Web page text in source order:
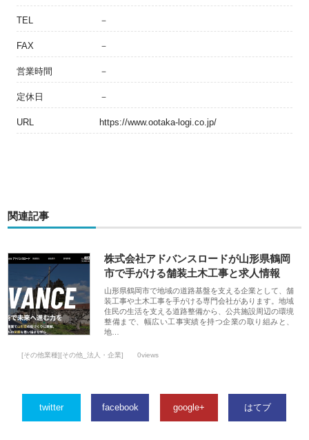
TEL －
FAX －
営業時間 －
定休日 －
URL https://www.ootaka-logi.co.jp/
関連記事
株式会社アドバンスロードが山形県鶴岡
市で手がける舗装土木工事と求人情報
山形県鶴岡市で地域の道路基盤を支える企業として、舗
装工事や土木工事を手がける専門会社があります。地域
住民の生活を支える道路整備から、公共施設周辺の環境
整備まで、幅広い工事実績を持つ企業の取り組みと、
地…
[その他業種][その他_法人・企業] 0views
twitter facebook google+ はてブ